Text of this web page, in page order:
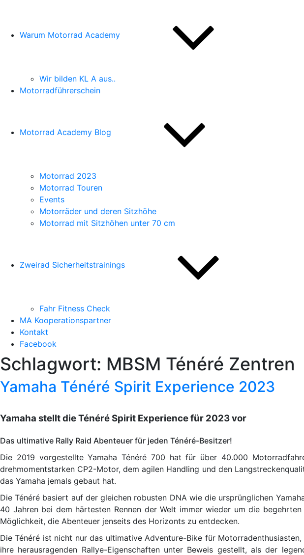
Warum Motorrad Academy
Wir bilden KL A aus..
Motorradführerschein
Motorrad Academy Blog
Motorrad 2023
Motorrad Touren
Events
Motorräder und deren Sitzhöhe
Motorrad mit Sitzhöhen unter 70 cm
Zweirad Sicherheitstrainings
Fahr Fitness Check
MA Kooperationspartner
Kontakt
Facebook
Schlagwort: MBSM Ténéré Zentren
Yamaha Ténéré Spirit Experience 2023
Yamaha stellt die Ténéré Spirit Experience für 2023 vor
Das ultimative Rally Raid Abenteuer für jeden Ténéré-Besitzer!
Die 2019 vorgestellte Yamaha Ténéré 700 hat für über 40.000
drehmomentstarken CP2-Motor, dem agilen Handling und den
das Yamaha jemals gebaut hat.
Die Ténéré basiert auf der gleichen robusten DNA wie die ursprünglichen
40 Jahren bei dem härtesten Rennen der Welt immer wieder um die
Möglichkeit, die Abenteuer jenseits des Horizonts zu entdecken.
Die Ténéré ist nicht nur das ultimative Adventure-Bike für
ihre herausragenden Rallye-Eigenschaften unter Beweis gestellt, als der